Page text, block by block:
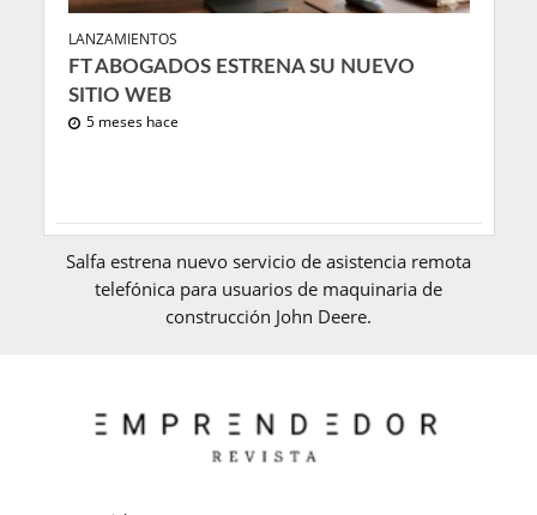
LANZAMIENTOS
FT ABOGADOS ESTRENA SU NUEVO
SITIO WEB
5 meses hace
Salfa estrena nuevo servicio de asistencia remota
telefónica para usuarios de maquinaria de
construcción John Deere.